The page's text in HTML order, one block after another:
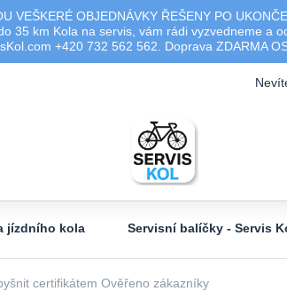
OBJEDNÁVKY ŘEŠENY PO
35 km Kola na servis, vám rádi vyzvedneme
+420 732 562 562. Doprava ZDARMA
jízdního kola Servisní balíčky - Servis
certifikátem Ověřeno zákazníky